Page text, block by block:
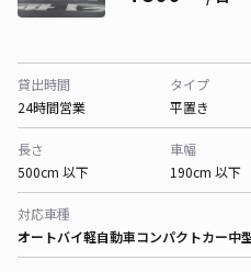
貸出時間
24時間営業
タイプ
平置き
長さ
500cm 以下
車幅
190cm 以下
対応車種
オートバイ軽自動車コンパクトカー中